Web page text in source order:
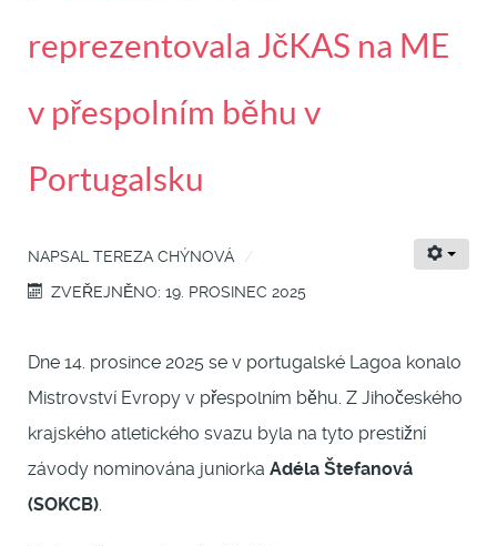
reprezentovala JčKAS na ME
v přespolním běhu v
Portugalsku
NAPSAL TEREZA CHÝNOVÁ
ZVEŘEJNĚNO: 19. PROSINEC 2025
Dne 14. prosince 2025 se v portugalské Lagoa konalo
Mistrovství Evropy v přespolním běhu. Z Jihočeského
krajského atletického svazu byla na tyto prestižní
závody nominována juniorka Adéla Štefanová
(SOKCB).